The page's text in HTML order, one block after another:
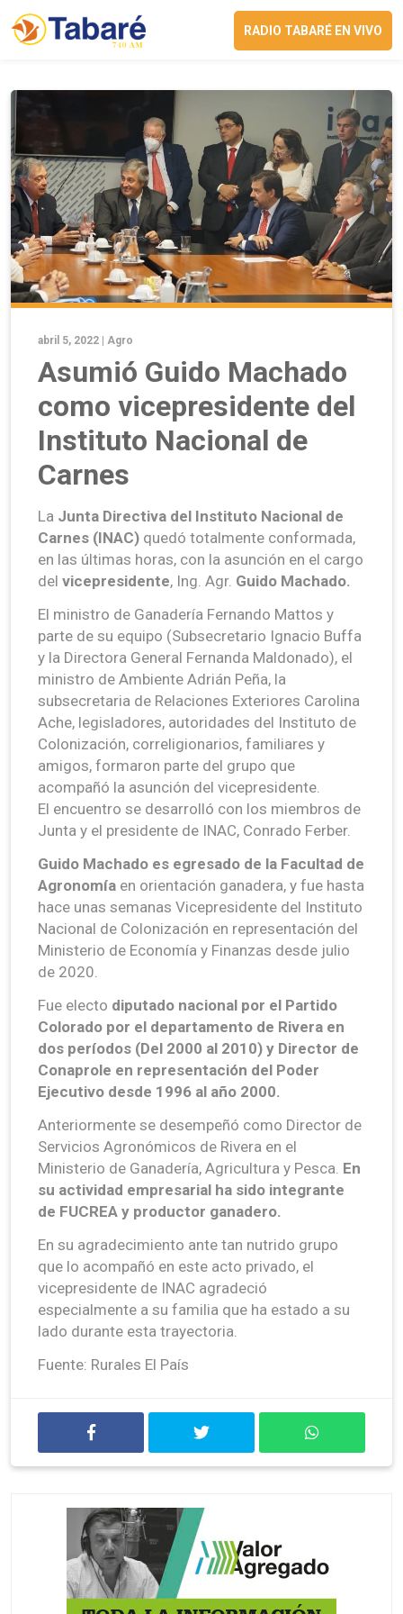
RADIO TABARÉ EN VIVO
abril 5, 2022 | Agro
Asumió Guido Machado
como vicepresidente del
Instituto Nacional de
Carnes
La Junta Directiva del Instituto Nacional de
Carnes (INAC) quedó totalmente conformada,
en las últimas horas, con la asunción en el cargo
del vicepresidente, Ing. Agr. Guido Machado.
El ministro de Ganadería Fernando Mattos y
parte de su equipo (Subsecretario Ignacio Buffa
y la Directora General Fernanda Maldonado), el
ministro de Ambiente Adrián Peña, la
subsecretaria de Relaciones Exteriores Carolina
Ache, legisladores, autoridades del Instituto de
Colonización, correligionarios, familiares y
amigos, formaron parte del grupo que
acompañó la asunción del vicepresidente.
El encuentro se desarrolló con los miembros de
Junta y el presidente de INAC, Conrado Ferber.
Guido Machado es egresado de la Facultad de
Agronomía en orientación ganadera, y fue hasta
hace unas semanas Vicepresidente del Instituto
Nacional de Colonización en representación del
Ministerio de Economía y Finanzas desde julio
de 2020.
Fue electo diputado nacional por el Partido
Colorado por el departamento de Rivera en
dos períodos (Del 2000 al 2010) y Director de
Conaprole en representación del Poder
Ejecutivo desde 1996 al año 2000.
Anteriormente se desempeñó como Director de
Servicios Agronómicos de Rivera en el
Ministerio de Ganadería, Agricultura y Pesca. En
su actividad empresarial ha sido integrante
de FUCREA y productor ganadero.
En su agradecimiento ante tan nutrido grupo
que lo acompañó en este acto privado, el
vicepresidente de INAC agradeció
especialmente a su familia que ha estado a su
lado durante esta trayectoria.
Fuente: Rurales El País